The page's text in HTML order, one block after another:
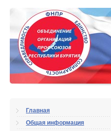
Главная
Общая информация